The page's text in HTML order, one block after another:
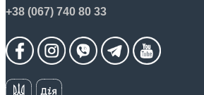
+38 (067) 740 80 33